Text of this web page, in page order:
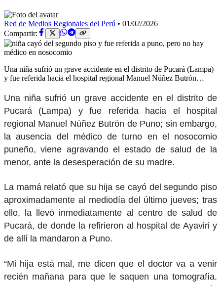
Red de Medios Regionales del Perú • 01/02/2026
Compartir:
Una niña sufrió un grave accidente en el distrito de Pucará (Lampa)
y fue referida hacia el hospital regional Manuel Núñez Butrón…
Una niña sufrió un grave accidente en el distrito de
Pucará (Lampa) y fue referida hacia el hospital
regional Manuel Núñez Butrón de Puno; sin embargo,
la ausencia del médico de turno en el nosocomio
puneño, viene agravando el estado de salud de la
menor, ante la desesperación de su madre.
La mamá relató que su hija se cayó del segundo piso
aproximadamente al mediodía del último jueves; tras
ello, la llevó inmediatamente al centro de salud de
Pucará, de donde la refirieron al hospital de Ayaviri y
de allí la mandaron a Puno.
“Mi hija está mal, me dicen que el doctor va a venir
recién mañana para que le saquen una tomografía.